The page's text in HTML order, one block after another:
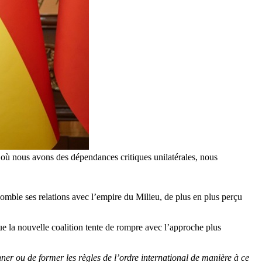
nous avons des dépendances critiques unilatérales, nous
ses relations avec l’empire du Milieu, de plus en plus perçu
la nouvelle coalition tente de rompre avec l’approche plus
ou de former les règles de l’ordre international de manière à ce